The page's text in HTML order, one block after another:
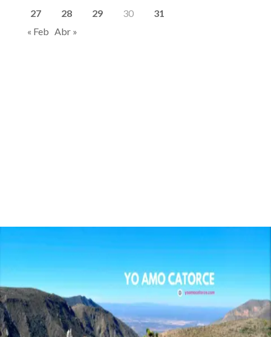
27
28 29 30
31
« Feb Abr »